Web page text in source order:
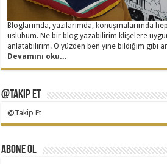
Bloglarımda, yazılarımda, konuşmalarımda
uslubum. Ne bir blog yazabilirim klişelere
anlatabilirim. O yüzden ben yine bildiğim gibi
Devamını oku...
@Takip Et
@Takip Et
Abone Ol